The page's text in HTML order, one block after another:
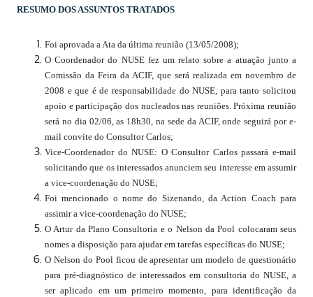
RESUMO DOS ASSUNTOS TRATADOS
Foi aprovada a Ata da última reunião (13/05/2008);
O Coordenador do NUSE fez um relato sobre a atuação junto a
Comissão da Feira da ACIF, que será realizada em novembro de
2008 e que é de responsabilidade do NUSE, para tanto solicitou
apoio e participação dos nucleados nas reuniões. Próxima reunião
será no dia 02/06, as 18h30, na sede da ACIF, onde seguirá por e-
mail convite do Consultor Carlos;
Vice-Coordenador do NUSE: O Consultor Carlos passará e-mail
solicitando que os interessados anunciem seu interesse em assumir
a vice-coordenação do NUSE;
Foi mencionado o nome do Sizenando, da Action Coach para
assimir a vice-coordenação do NUSE;
O Artur da Plano Consultoria e o Nelson da Pool colocaram seus
nomes a disposição para ajudar em tarefas específicas do NUSE;
O Nelson do Pool ficou de apresentar um modelo de questionário
para pré-diagnóstico de interessados em consultoria do NUSE, a
ser aplicado em um primeiro momento, para identificação da